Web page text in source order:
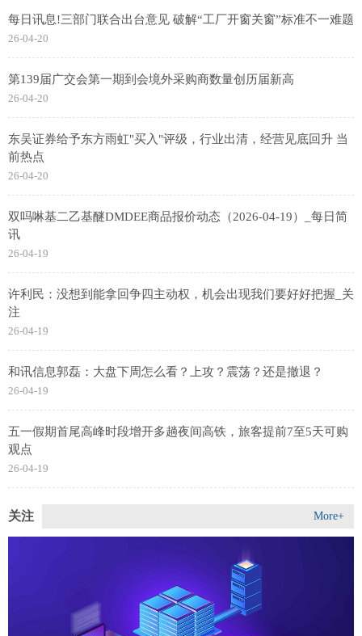
每日讯息!三部门联合出台意见 破解“工厂开窗关窗”标准不一难题
26-04-20
第139届广交会第一期到会境外采购商数量创历届新高
26-04-20
东吴证券给予东方雨虹"买入"评级，行业出清，经营见底回升 当
前热点
26-04-20
双吗啉基二乙基醚DMDEE商品报价动态（2026-04-19）_每日简
讯
26-04-19
许利民：没想到能拿回争四主动权，机会出现我们要好好把握_关
注
26-04-19
和讯信息郭磊：大盘下周怎么看？上攻？震荡？还是撤退？
26-04-19
五一假期首尾高峰时段增开多趟夜间高铁，旅客提前7至5天可购
观点
26-04-19
关注 More+